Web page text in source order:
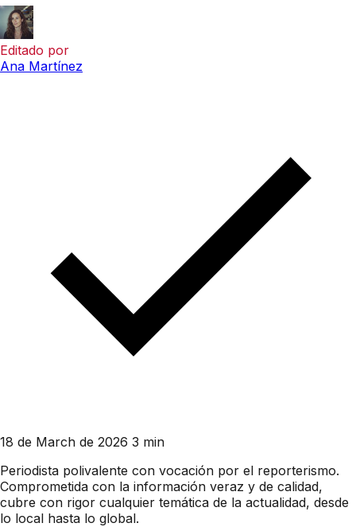
Editado por
Ana Martínez
18 de March de 2026 3 min
Periodista polivalente con vocación por el reporterismo.
Comprometida con la información veraz y de calidad,
cubre con rigor cualquier temática de la actualidad, desde
lo local hasta lo global.